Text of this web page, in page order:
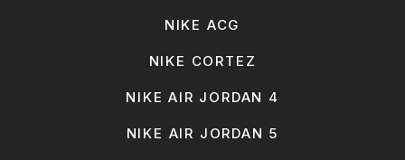
NIKE ACG
NIKE CORTEZ
NIKE AIR JORDAN 4
NIKE AIR JORDAN 5